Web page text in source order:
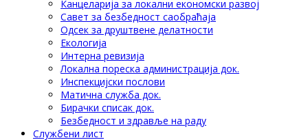
Канцеларија за локални економски развој
Савет за безбедност саобраћаја
Одсек за друштвене делатности
Eкологија
Интерна ревизија
Локална пореска администрација док.
Инспекцијски послови
Матична служба док.
Бирачки списак док.
Безбедност и здравље на раду
Службени лист